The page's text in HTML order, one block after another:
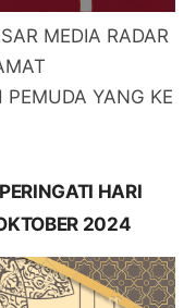
MEDIA RADAR
PEMUDA YANG KE
HARI
2024